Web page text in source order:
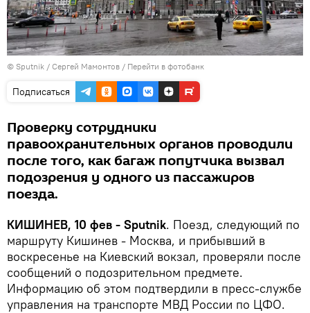
© Sputnik / Сергей Мамонтов / Перейти в фотобанк
Подписаться
Проверку сотрудники
правоохранительных органов проводили
после того, как багаж попутчика вызвал
подозрения у одного из пассажиров
поезда.
КИШИНЕВ, 10 фев - Sputnik. Поезд, следующий по
маршруту Кишинев - Москва, и прибывший в
воскресенье на Киевский вокзал, проверяли после
сообщений о подозрительном предмете.
Информацию об этом подтвердили в пресс-службе
управления на транспорте МВД России по ЦФО.